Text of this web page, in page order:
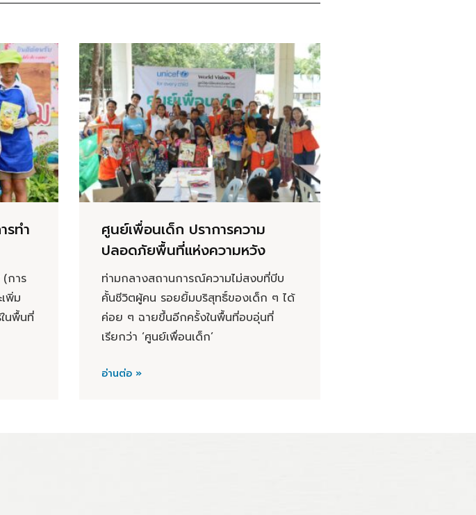
รทำ
การ
พิ่ม
นพื้นที่
ศูนย์เพื่อนเด็ก ปราการความ
ปลอดภัยพื้นที่แห่งความหวัง
ท่ามกลางสถานการณ์ความไม่สงบที่บีบ
คั้นชีวิตผู้คน รอยยิ้มบริสุทธิ์ของเด็ก ๆ ได้
ค่อย ๆ ฉายขึ้นอีกครั้งในพื้นที่อบอุ่นที่
เรียกว่า ‘ศูนย์เพื่อนเด็ก’
อ่านต่อ »